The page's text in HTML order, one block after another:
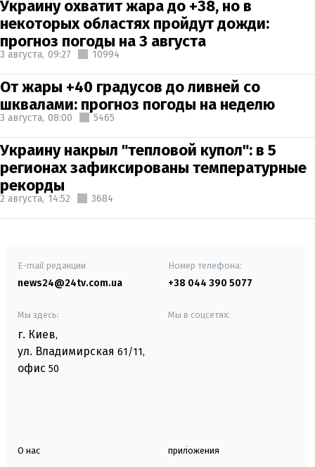
Украину охватит жара до +38, но в
некоторых областях пройдут дожди:
прогноз погоды на 3 августа
3 августа, 09:27 10994
От жары +40 градусов до ливней со
шквалами: прогноз погоды на неделю
3 августа, 08:00 5465
Украину накрыл "тепловой купол": в 5
регионах зафиксированы температурные
рекорды
2 августа, 14:52 3684
E-mail редакции
news24@24tv.com.ua
Номер телефона:
+38 044 390 5077
Мы здесь:
г. Киев,
ул. Владимирская 61/11,
офис 50
Мы в соцсетях:
О нас приложения